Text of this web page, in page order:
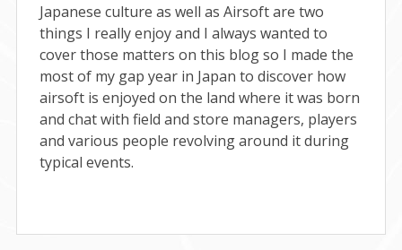
Japanese culture as well as Airsoft are two
things I really enjoy and I always wanted to
cover those matters on this blog so I made the
most of my gap year in Japan to discover how
airsoft is enjoyed on the land where it was born
and chat with field and store managers, players
and various people revolving around it during
typical events.